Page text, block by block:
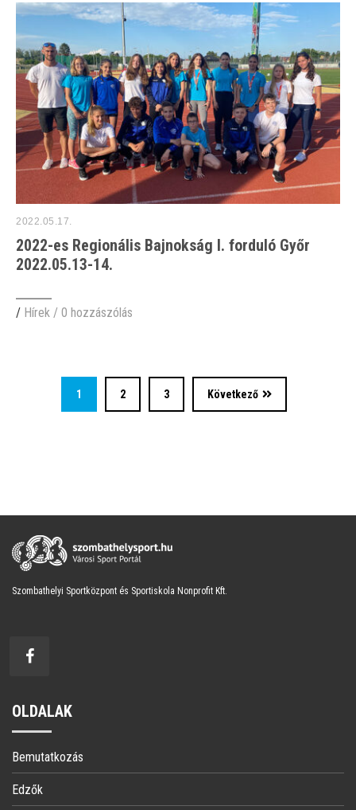
2022.05.17.
2022-es Regionális Bajnokság I. forduló Győr
2022.05.13-14.
/ Hírek / 0 hozzászólás
1 2 3 Következő
Szombathelyi Sportközpont és Sportiskola Nonprofit Kft.
OLDALAK
Bemutatkozás
Edzők